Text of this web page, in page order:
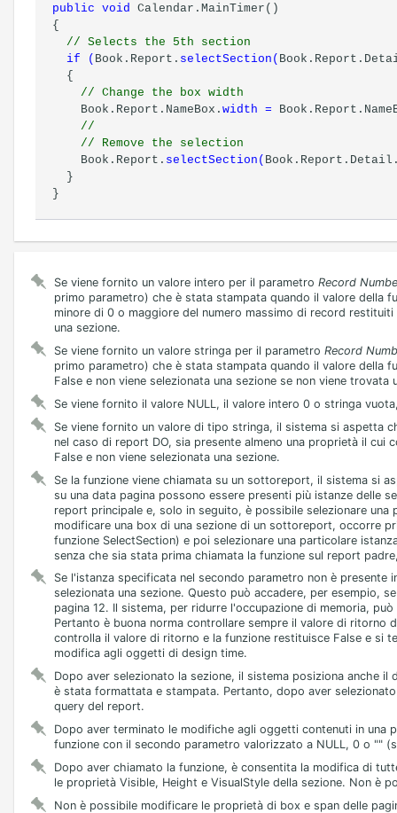
publicvoidCalendar.MainTimer()
{
// Selects the 5th section
if
( Book.Report. selectSection (
{
// Change the box width
Book.Report.NameBox.width =
//
// Remove the selection
Book.Report. selectSection (
}
}
Se viene fornito un valore intero per il parametro Record
primo parametro) che è stata stampata quando il valore della
minore di 0 o maggiore del numero massimo di record
una sezione.
Se viene fornito un valore stringa per il parametro Record
primo parametro) che è stata stampata quando il valore della
False e non viene selezionata una sezione se non viene
Se viene fornito il valore NULL, il valore intero 0 o stringa
Se viene fornito un valore di tipo stringa, il sistema si aspetta
nel caso di report DO, sia presente almeno una proprietà il cui
False e non viene selezionata una sezione.
Se la funzione viene chiamata su un sottoreport, il sistema si
su una data pagina possono essere presenti più istanze delle
report principale e, solo in seguito, è possibile selezionare
modificare una box di una sezione di un sottoreport, occorre
funzione SelectSection) e poi selezionare una particolare
senza che sia stata prima chiamata la funzione sul report
Se l'istanza specificata nel secondo parametro non è presente
selezionata una sezione. Questo può accadere, per esempio,
pagina 12. Il sistema, per ridurre l'occupazione di memoria,
Pertanto è buona norma controllare sempre il valore di
controlla il valore di ritorno e la funzione restituisce False e si
modifica agli oggetti di design time.
Dopo aver selezionato la sezione, il sistema posiziona anche
è stata formattata e stampata. Pertanto, dopo aver
query del report.
Dopo aver terminato le modifiche agli oggetti contenuti in una
funzione con il secondo parametro valorizzato a NULL, 0 o ""
Dopo aver chiamato la funzione, è consentita la modifica di
le proprietà Visible, Height e VisualStyle della sezione. Non è
Non è possibile modificare le proprietà di box e span delle